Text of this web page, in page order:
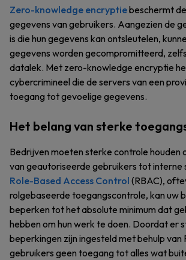
Zero-knowledge encryptiebeschermt
gegevens van gebruikers. Aangezien de
is die hun gegevens kan ontsleutelen,
gegevens worden gecompromitteerd,
datalek. Met zero-knowledge encryptie
cybercrimineel die de servers van een
toegang tot gevoelige gegevens.
Het belang van sterke
Bedrijven moeten sterke controle houden
van geautoriseerde gebruikers tot interne
Role-Based Access Control (RBAC),
rolgebaseerde toegangscontrole, kan uw
beperken tot het absolute minimum dat
hebben om hun werk te doen. Doordat er
beperkingen zijn ingesteld met behulp van
gebruikers geen toegang tot alles wat